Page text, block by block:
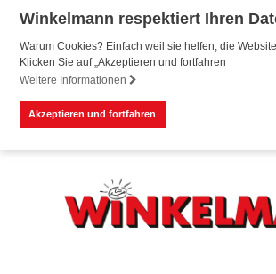
Winkelmann respektiert Ihren
Warum Cookies? Einfach weil sie helfen, die
Klicken Sie auf „Akzeptieren und fortfahren
Weitere Informationen
Akzeptieren und fortfahren